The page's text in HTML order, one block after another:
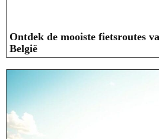
Ontdek de mooiste fietsroutes
België